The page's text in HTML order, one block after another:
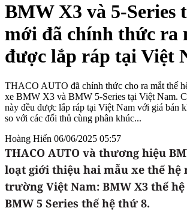
BMW X3 và 5-Series
mới đã chính thức ra
được lắp ráp tại Việt
THACO AUTO đã chính thức cho ra mắt thế
xe BMW X3 và BMW 5-Series tại Việt Nam.
này đều được lắp ráp tại Việt Nam với giá bán
so với các đối thủ cùng phân khúc...
Hoàng Hiển 06/06/2025 05:57
THACO AUTO và thương hiệu
loạt giới thiệu hai mẫu xe thế hệ
trường Việt Nam: BMW X3 thế
BMW 5 Series thế hệ thứ 8.